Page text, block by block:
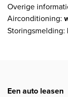
Overige
Airconditioning:
Storingsmelding:
Een auto leasen